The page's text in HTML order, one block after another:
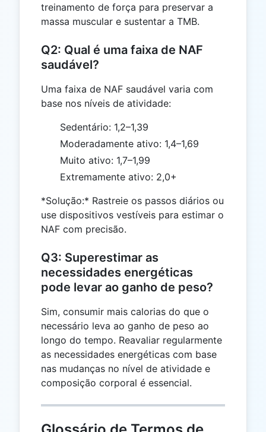
treinamento de força para preservar a
massa muscular e sustentar a TMB.
Q2: Qual é uma faixa de NAF
saudável?
Uma faixa de NAF saudável varia com
base nos níveis de atividade:
Sedentário: 1,2–1,39
Moderadamente ativo: 1,4–1,69
Muito ativo: 1,7–1,99
Extremamente ativo: 2,0+
*Solução:* Rastreie os passos diários ou
use dispositivos vestíveis para estimar o
NAF com precisão.
Q3: Superestimar as
necessidades energéticas
pode levar ao ganho de peso?
Sim, consumir mais calorias do que o
necessário leva ao ganho de peso ao
longo do tempo. Reavaliar regularmente
as necessidades energéticas com base
nas mudanças no nível de atividade e
composição corporal é essencial.